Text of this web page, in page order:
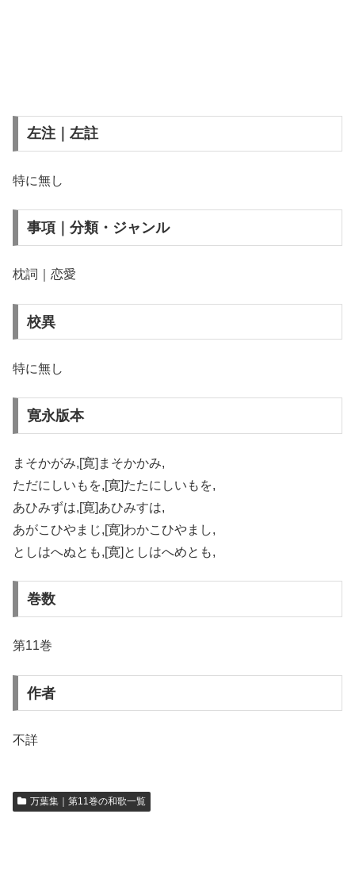
左注｜左註
特に無し
事項｜分類・ジャンル
枕詞｜恋愛
校異
特に無し
寛永版本
まそかがみ,[寛]まそかかみ,
ただにしいもを,[寛]たたにしいもを,
あひみずは,[寛]あひみすは,
あがこひやまじ,[寛]わかこひやまし,
としはへぬとも,[寛]としはへめとも,
巻数
第11巻
作者
不詳
万葉集｜第11巻の和歌一覧